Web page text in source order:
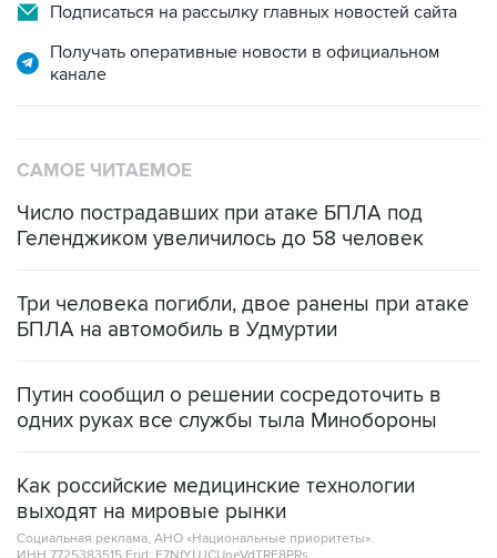
Подписаться на рассылку главных новостей сайта
Получать оперативные новости в официальном
канале
САМОЕ ЧИТАЕМОЕ
Число пострадавших при атаке БПЛА под
Геленджиком увеличилось до 58 человек
Три человека погибли, двое ранены при атаке
БПЛА на автомобиль в Удмуртии
Путин сообщил о решении сосредоточить в
одних руках все службы тыла Минобороны
Как российские медицинские технологии
выходят на мировые рынки
Социальная реклама, АНО «Национальные приоритеты».